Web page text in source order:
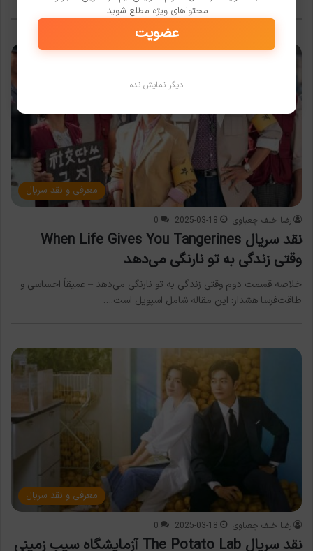
معرفی و نقد سریال
رضا خلف چعباوی 2025-03-18
0
نقد سریال When Life Gives You Tangerines
وقتی زندگی به تو نارنگی می‌دهد
خلاصه قسمت دوم وقتی زندگی به تو نارنگی می‌دهد – عمیقاً احساسی و
طاقت‌فرسا هشدار: این مقاله شامل اسپویل است.…
معرفی و نقد سریال
رضا خلف چعباوی 2025-03-18
0
نقد سریال The Potato Lab آزمایشگاه سیب زمینی
محتواهای ویژه مطلع شوید.
عضویت
دیگر نمایش نده